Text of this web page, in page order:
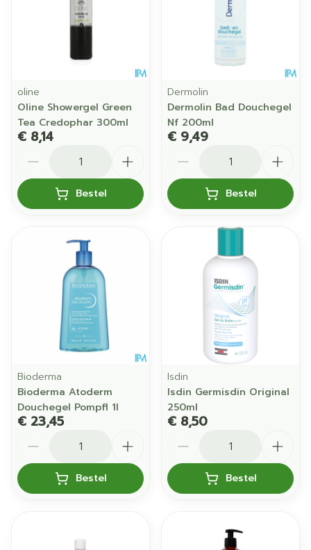
oline
Oline Showergel Green
Tea Credophar 300ml
€ 8,14
Bestel
Dermolin
Dermolin Bad Douchegel
Nf 200ml
€ 9,49
Bestel
Bioderma
Bioderma Atoderm
Douchegel Pompfl 1l
€ 23,45
Bestel
Isdin
Isdin Germisdin Original
250ml
€ 8,50
Bestel